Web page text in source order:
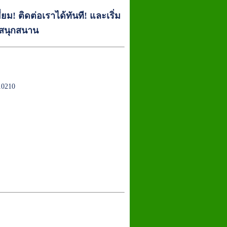
ม! ติดต่อเราได้ทันที! และเริ่ม
นุกสนาน